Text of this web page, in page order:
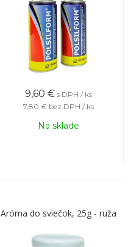
9,60 € s DPH / ks
7,80 € bez DPH / ks
Na sklade
Aróma do sviečok, 25g - ruža